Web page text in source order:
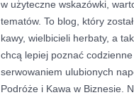
w użyteczne wskazówki,
tematów. To blog, który
kawy, wielbicieli herbaty, a
chcą lepiej poznać
serwowaniem ulubionych
Podróże i Kawa w Biznesie.